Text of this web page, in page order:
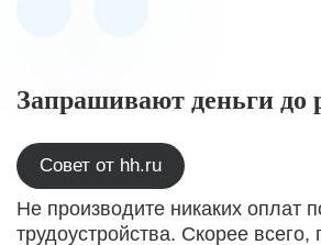
Запрашивают деньги до
Совет от hh.ru
Не производите никаких оплат
трудоустройства. Скорее